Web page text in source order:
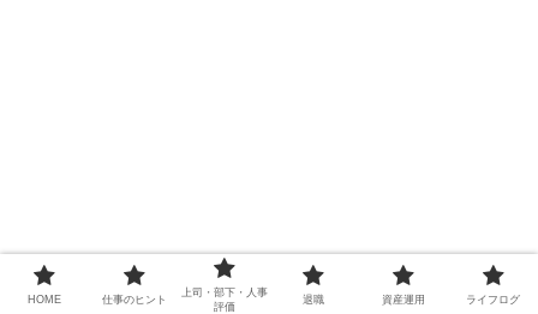
HOME 仕事のヒント
上司・部下・人事
評価
退職 資産運用 ライフログ